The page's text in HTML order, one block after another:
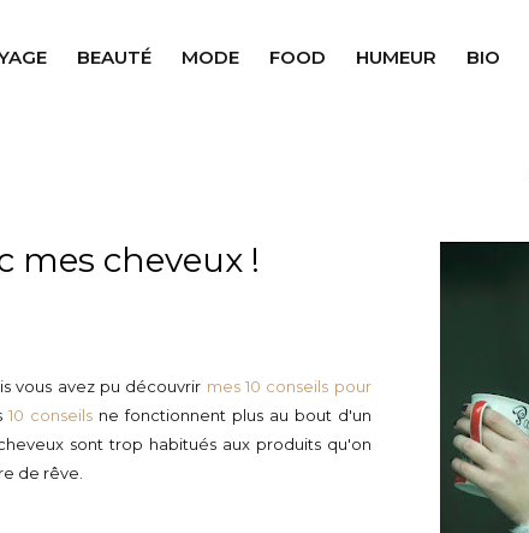
BEAUTÉ MODE FOOD HUMEUR BIO
mes cheveux !
vous avez pu découvrir mes 10 conseils pour
10 conseilsne fonctionnent plus au bout d'un
sont trop habitués aux produits qu'on
de rêve.